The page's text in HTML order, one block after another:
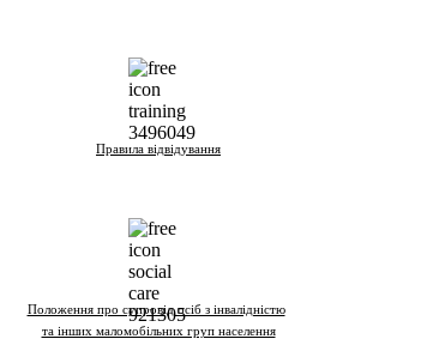
Правила відвідування
Положення про супровід осіб з інвалідністю
та інших маломобільних груп населення